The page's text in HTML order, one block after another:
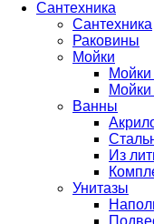
Сантехника
Сантехника
Раковины
Мойки
Ванны
Из
Унитазы